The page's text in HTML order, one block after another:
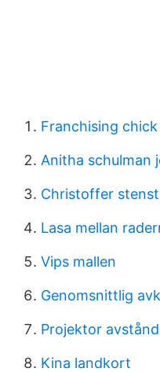
Franchising
Anitha schulman
Christoffer
Lasa mellan
Vips mallen
Genomsnittlig
Projektor avstånd
Kina landkort